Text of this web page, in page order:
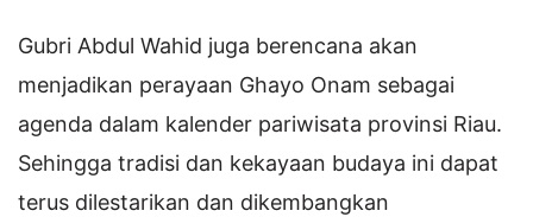
Gubri Abdul Wahid juga berencana akan
menjadikan perayaan Ghayo Onam sebagai
agenda dalam kalender pariwisata provinsi Riau.
Sehingga tradisi dan kekayaan budaya ini dapat
terus dilestarikan dan dikembangkan